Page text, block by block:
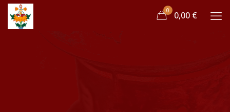
0 0,00 €